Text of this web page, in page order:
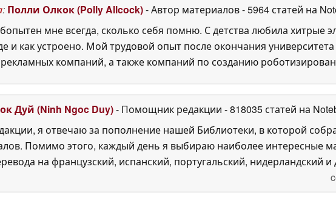
: Полли Олкок (Polly Allcock)- Автор материалов- 5964 статей на
мне всегда, сколько себя помню. С детства любила хитрые
и как устроено. Мой трудовой опыт после окончания
компаний, а также компаний по созданию
Дуй (Ninh Ngoc Duy)- Помощник редакции - 818035 статей на
я отвечаю за пополнение нашей Библиотеки, в которой
Помимо этого, каждый день я выбираю наиболее интересные
на французский, испанский, португальский, нидерландский и